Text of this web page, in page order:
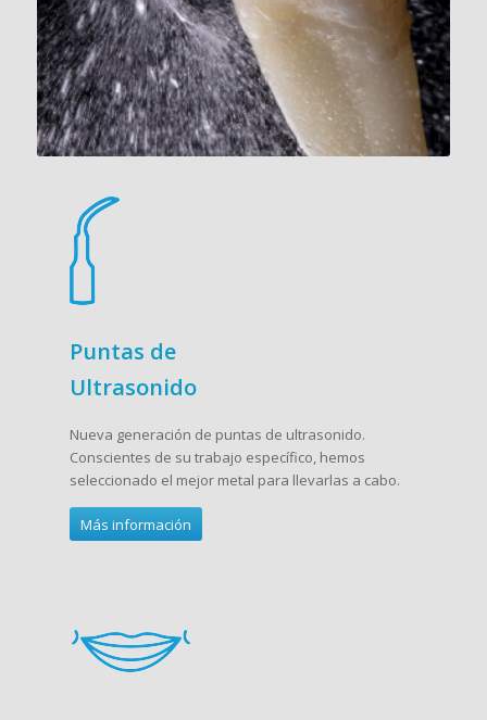
Puntas de
Ultrasonido
Nueva generación de puntas de ultrasonido.
Conscientes de su trabajo específico, hemos
seleccionado el mejor metal para llevarlas a cabo.
Más información